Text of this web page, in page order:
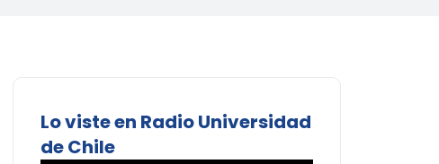
Lo viste en Radio Universidad
de Chile